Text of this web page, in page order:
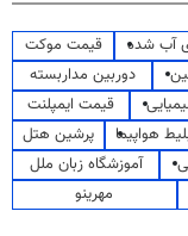
آب شده
قیمت موکت
دوربین مداربسته
قیمت ایمپلنت
هواپیما
پرشین هتل
آموزشگاه زبان ملل
مهرینو